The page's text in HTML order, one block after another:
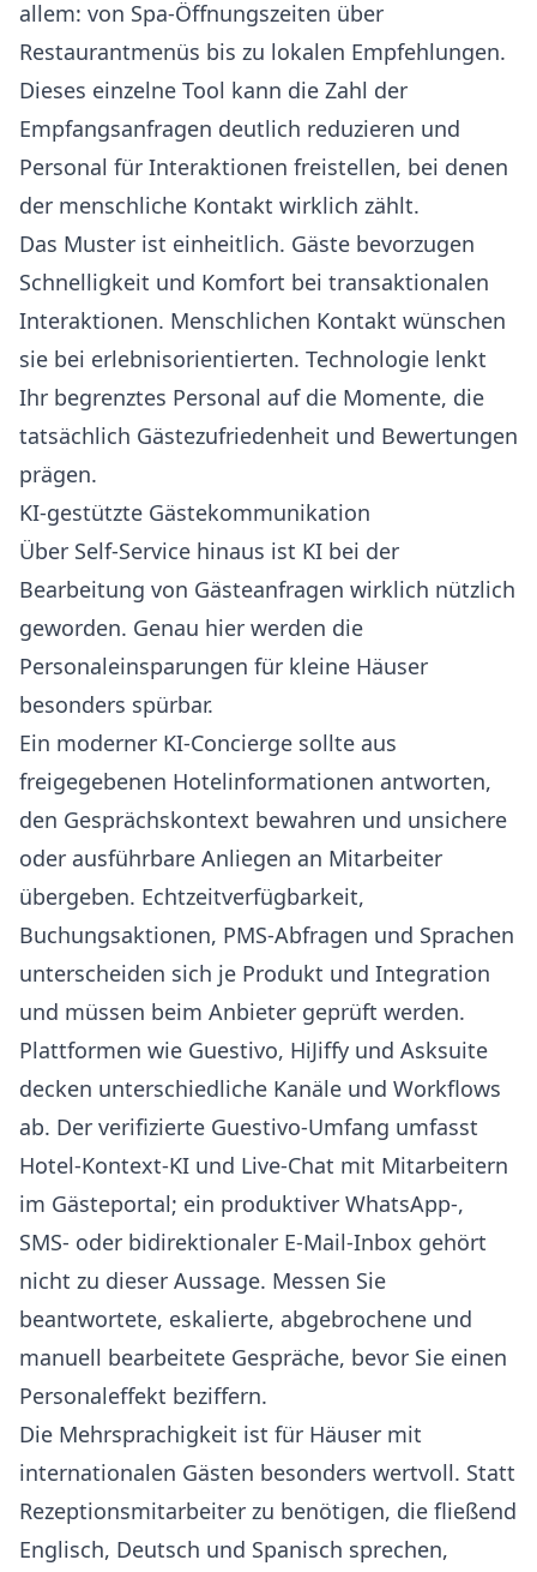
allem: von Spa-Öffnungszeiten über
Restaurantmenüs bis zu lokalen Empfehlungen.
Dieses einzelne Tool kann die Zahl der
Empfangsanfragen deutlich reduzieren und
Personal für Interaktionen freistellen, bei denen
der menschliche Kontakt wirklich zählt.
Das Muster ist einheitlich. Gäste bevorzugen
Schnelligkeit und Komfort bei transaktionalen
Interaktionen. Menschlichen Kontakt wünschen
sie bei erlebnisorientierten. Technologie lenkt
Ihr begrenztes Personal auf die Momente, die
tatsächlich Gästezufriedenheit und Bewertungen
prägen.
KI-gestützte Gästekommunikation
Über Self-Service hinaus ist KI bei der
Bearbeitung von Gästeanfragen wirklich nützlich
geworden. Genau hier werden die
Personaleinsparungen für kleine Häuser
besonders spürbar.
Ein moderner KI-Concierge sollte aus
freigegebenen Hotelinformationen antworten,
den Gesprächskontext bewahren und unsichere
oder ausführbare Anliegen an Mitarbeiter
übergeben. Echtzeitverfügbarkeit,
Buchungsaktionen, PMS-Abfragen und Sprachen
unterscheiden sich je Produkt und Integration
und müssen beim Anbieter geprüft werden.
Plattformen wie Guestivo, HiJiffy und Asksuite
decken unterschiedliche Kanäle und Workflows
ab. Der verifizierte Guestivo-Umfang umfasst
Hotel-Kontext-KI und Live-Chat mit Mitarbeitern
im Gästeportal; ein produktiver WhatsApp-,
SMS- oder bidirektionaler E-Mail-Inbox gehört
nicht zu dieser Aussage. Messen Sie
beantwortete, eskalierte, abgebrochene und
manuell bearbeitete Gespräche, bevor Sie einen
Personaleffekt beziffern.
Die Mehrsprachigkeit ist für Häuser mit
internationalen Gästen besonders wertvoll. Statt
Rezeptionsmitarbeiter zu benötigen, die fließend
Englisch, Deutsch und Spanisch sprechen,